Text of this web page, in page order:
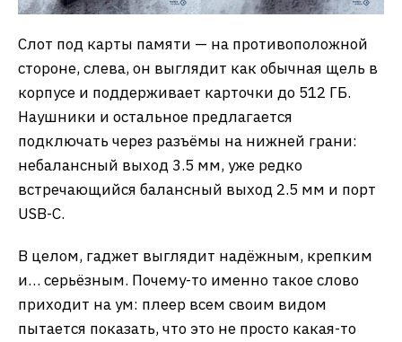
Слот под карты памяти — на противоположной
стороне, слева, он выглядит как обычная щель в
корпусе и поддерживает карточки до 512 ГБ.
Наушники и остальное предлагается
подключать через разъёмы на нижней грани:
небалансный выход 3.5 мм, уже редко
встречающийся балансный выход 2.5 мм и порт
USB-С.
В целом, гаджет выглядит надёжным, крепким
и… серьёзным. Почему-то именно такое слово
приходит на ум: плеер всем своим видом
пытается показать, что это не просто какая-то